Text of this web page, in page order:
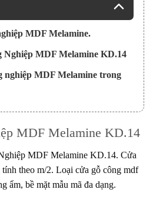
MDF Melamine.
Nghiệp MDF Melamine KD.14
nghiệp MDF Melamine trong
MDF Melamine KD.14
MDF Melamine KD.14. Cửa
theo m/2. Loại cửa gỗ công mdf
ẩm, bề mặt mẫu mã đa dạng.